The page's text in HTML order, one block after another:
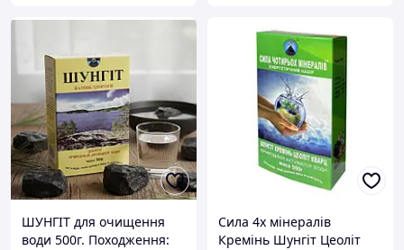
ШУНГІТ для очищення
води 500г. Походження:
Сила 4х мінералів
Кремінь Шунгіт Цеоліт